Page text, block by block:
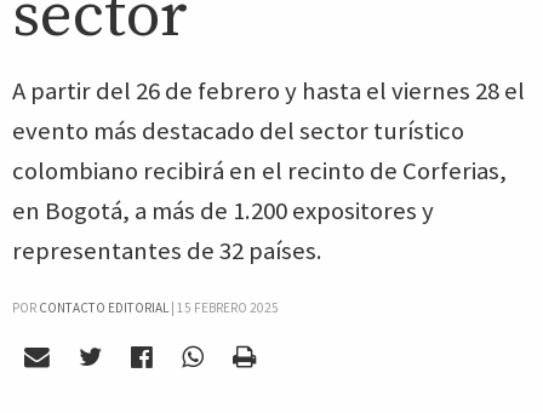
sector
A partir del 26 de febrero y hasta el viernes 28 el
evento más destacado del sector turístico
colombiano recibirá en el recinto de Corferias,
en Bogotá, a más de 1.200 expositores y
representantes de 32 países.
POR CONTACTO EDITORIAL| 15 FEBRERO 2025